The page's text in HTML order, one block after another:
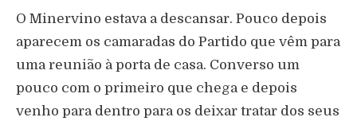
O Minervino estava a descansar. Pouco depois
aparecem os camaradas do Partido que vêm para
uma reunião à porta de casa. Converso um
pouco com o primeiro que chega e depois
venho para dentro para os deixar tratar dos seus